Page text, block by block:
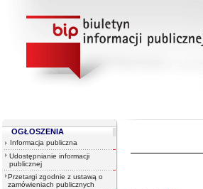
OGŁOSZENIA
Informacja publiczna
Udostępnianie informacji
publicznej
Przetargi zgodnie z ustawą o
zamówieniach publicznych